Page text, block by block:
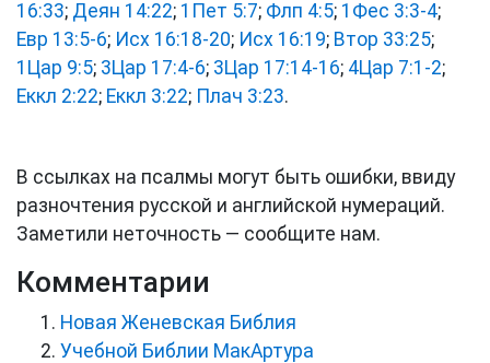
16:33; Деян 14:22; 1Пет 5:7; Флп 4:5; 1Фес 3:3-4;
Евр 13:5-6; Исх 16:18-20; Исх 16:19; Втор 33:25;
1Цар 9:5; 3Цар 17:4-6; 3Цар 17:14-16; 4Цар 7:1-2;
Еккл 2:22; Еккл 3:22; Плач 3:23.
В ссылках на псалмы могут быть ошибки, ввиду
разночтения русской и английской нумераций.
Заметили неточность — сообщите нам.
Комментарии
Новая Женевская Библия
Учебной Библии МакАртура